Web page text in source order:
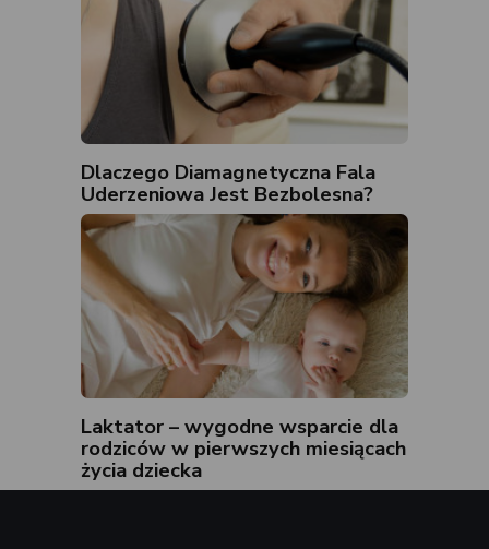
Dlaczego Diamagnetyczna Fala
Uderzeniowa Jest Bezbolesna?
Laktator – wygodne wsparcie dla
rodziców w pierwszych miesiącach
życia dziecka